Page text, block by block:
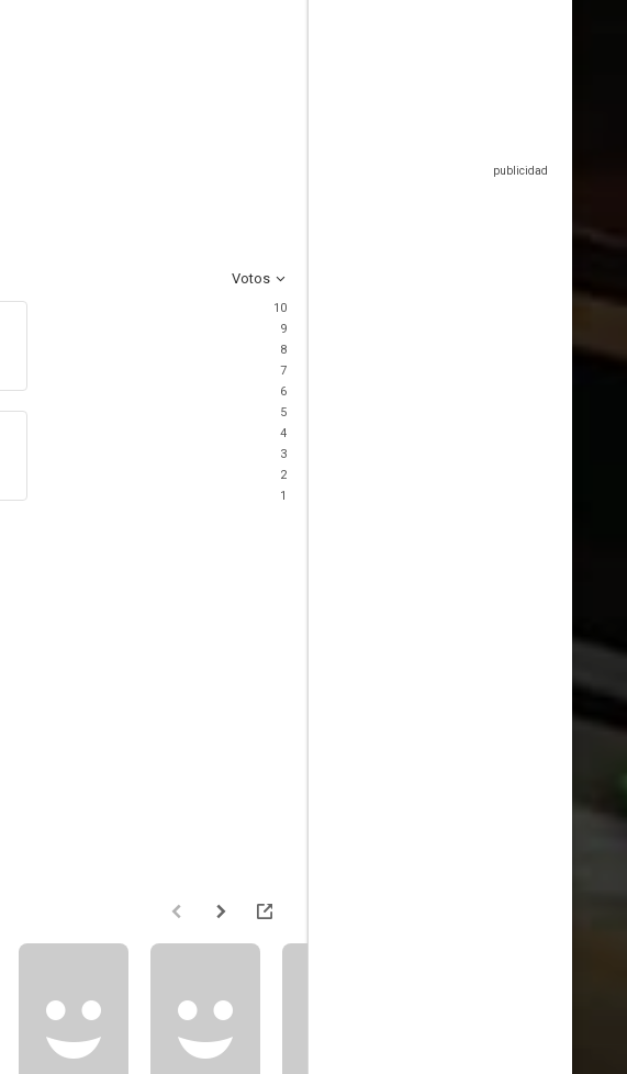
Votos
10
9
8
7
6
5
4
3
2
1